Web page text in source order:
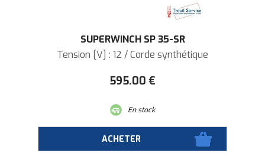
SUPERWINCH SP 35-SR
Tension [V] : 12 / Corde synthétique
595.00 €
En stock